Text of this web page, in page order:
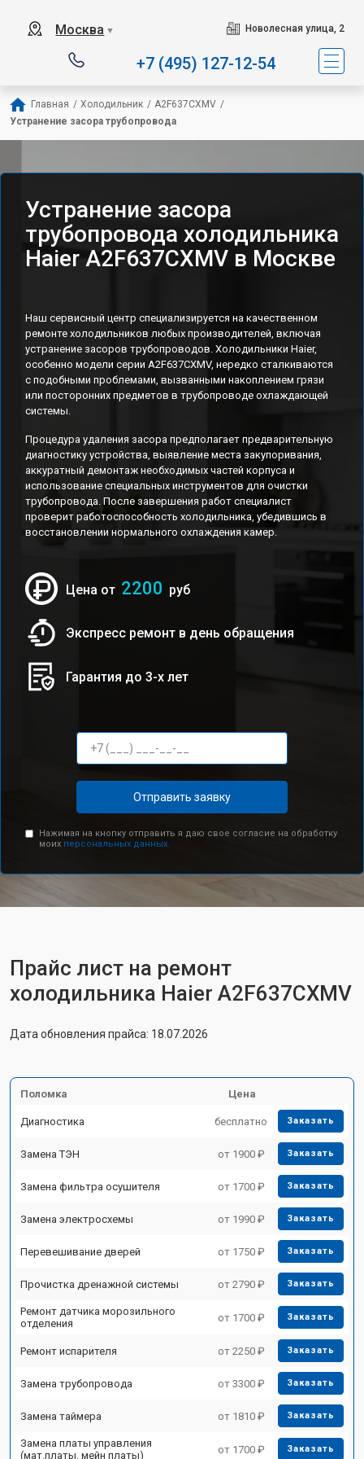
Москва ▼ Новолесная улица, 2
+7 (495) 127-12-54
Главная / Холодильник / A2F637CXMV /
Устранение засора трубопровода
Устранение засора
трубопровода холодильника
Haier A2F637CXMV в Москве
Наш сервисный центр специализируется на качественном
ремонте холодильников любых производителей, включая
устранение засоров трубопроводов. Холодильники Haier,
особенно модели серии A2F637CXMV, нередко сталкиваются
с подобными проблемами, вызванными накоплением грязи
или посторонних предметов в трубопроводе охлаждающей
системы.
Процедура удаления засора предполагает предварительную
диагностику устройства, выявление места закупоривания,
аккуратный демонтаж необходимых частей корпуса и
использование специальных инструментов для очистки
трубопровода. После завершения работ специалист
проверит работоспособность холодильника, убедившись в
восстановлении нормального охлаждения камер.
Цена от 2200 руб
Экспресс ремонт в день обращения
Гарантия до 3-х лет
Отправить заявку
Нажимая на кнопку отправить я даю свое согласие на обработку
моих персональных данных.
Прайс лист на ремонт
холодильника Haier A2F637CXMV
Дата обновления прайса: 18.07.2026
Поломка Цена
Диагностика бесплатно Заказать
Замена ТЭН от 1900 ₽ Заказать
Замена фильтра осушителя от 1700 ₽ Заказать
Замена электросхемы от 1990 ₽ Заказать
Перевешивание дверей от 1750 ₽ Заказать
Прочистка дренажной системы от 2790 ₽ Заказать
Ремонт датчика морозильного
отделения
от 1700 ₽ Заказать
Ремонт испарителя от 2250 ₽ Заказать
Замена трубопровода от 3300 ₽ Заказать
Замена таймера от 1810 ₽ Заказать
Замена платы управления
(мат.платы, мейн платы)
от 1700 ₽ Заказать